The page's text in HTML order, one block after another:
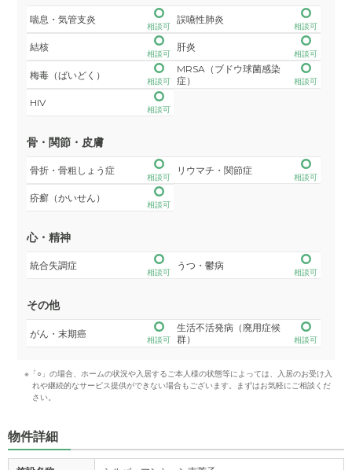
喘息・気管支炎
相談可
誤嚥性肺炎
相談可
結核
相談可
肝炎
相談可
梅毒（ばいどく）
相談可
MRSA（ブドウ球菌感染
症）
相談可
HIV
相談可
骨・関節・皮膚
骨折・骨粗しょう症
相談可
リウマチ・関節症
相談可
疥癬（かいせん）
相談可
心・精神
統合失調症
相談可
うつ・鬱病
相談可
その他
がん・末期癌
相談可
生活不活発病（廃用症候
群）
相談可
※「○」の場合、ホームの状況や入居するご本人様の状態等によっては、入居のお受け入
れや継続的なサービス提供ができない場合もございます。まずはお気軽にご相談くだ
さい。
物件詳細